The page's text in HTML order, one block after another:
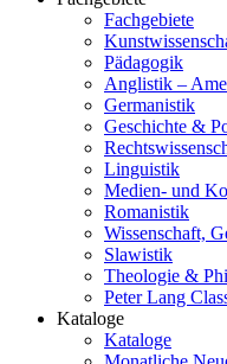
Fachgebiete
Pädagogik
Anglistik –
Germanistik
Geschichte &
Linguistik
Medien- und
Romanistik
Wissenschaft,
Slawistik
Theologie &
Peter Lang
Kataloge
Kataloge